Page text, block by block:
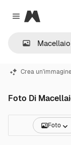
Close menu
Magnific
Crea
Foto Di
Foto